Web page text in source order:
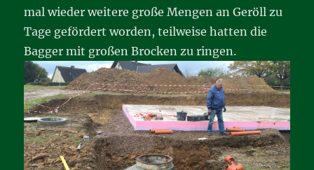
mal wieder weitere große Mengen an Geröll zu
Tage gefördert worden, teilweise hatten die
Bagger mit großen Brocken zu ringen.